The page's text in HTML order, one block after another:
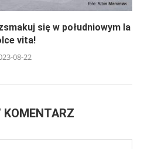
się w południowym la
vita!
08-22
KOMENTARZ